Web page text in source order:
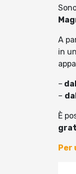
A
in un
–
–
È